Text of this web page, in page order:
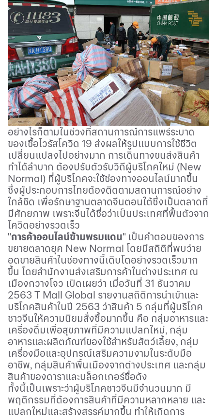
อย่างไรก็ตามในช่วงที่สถานการณ์การแพร่ระบาด
ของเชื้อไวรัสโควิด 19 ส่งผลให้รูปแบบการใช้ชีวิต
เปลี่ยนแปลงไปอย่างมาก การเดินทางขนส่งสินค้า
ทำได้ลำบาก ต้องปรับตัวรับวิถีผู้บริโภคใหม่ (New
Normal) ที่ผู้บริโภคจะใช้ช่องทางออนไลน์มากขึ้น
ซึ่งผู้ประกอบการไทยต้องติดตามสถานการณ์อย่าง
ใกล้ชิด เพื่อรักษาฐานตลาดจีนตอนใต้ซึ่งเป็นตลาดที่
มีศักยภาพ เพราะจีนได้ชื่อว่าเป็นประเทศที่ฟื้นตัวจาก
โควิดอย่างรวดเร็ว
"การค้าออนไลน์ข้ามพรมแดน" เป็นคำตอบของการ
ขยายตลาดยุค New Normal โดยมีสถิติที่พบว่าย
อดขายสินค้าในช่องทางนี้เติบโตอย่างรวดเร็วมาก
ขึ้น โดยสำนักงานส่งเสริมการค้าในต่างประเทศ ณ
เมืองกวางโจว เปิดเผยว่า เมื่อวันที่ 31 ธันวาคม
2563 T Mall Global รายงานสถิติการนำเข้าและ
บริโภคสินค้าในปี 2563 ว่าสินค้า 5 กลุ่มที่ผู้บริโภค
ชาวจีนให้ความนิยมสั่งซื้อมากขึ้น คือ กลุ่มอาหารและ
เครื่องดื่มเพื่อสุขภาพที่มีความแปลกใหม่, กลุ่ม
อาหารและผลิตภัณฑ์ของใช้สำหรับสัตว์เลี้ยง, กลุ่ม
เครื่องมือและอุปกรณ์เสริมความงามในระดับมือ
อาชีพ, กลุ่มสินค้าพื้นเมืองจากต่างประเทศ และกลุ่ม
สินค้าของดาราและบล็อกเกอร์ชื่อดัง
ทั้งนี้เป็นเพราะว่าผู้บริโภคชาวจีนมีจำนวนมาก มี
พฤติกรรมที่ต้องการสินค้าที่มีความหลากหลาย และ
แปลกใหม่และสร้างสรรค์มากขึ้น ทำให้เกิดการ